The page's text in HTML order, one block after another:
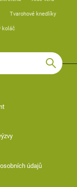
Tvarohové knedlíky
koláč
údajů